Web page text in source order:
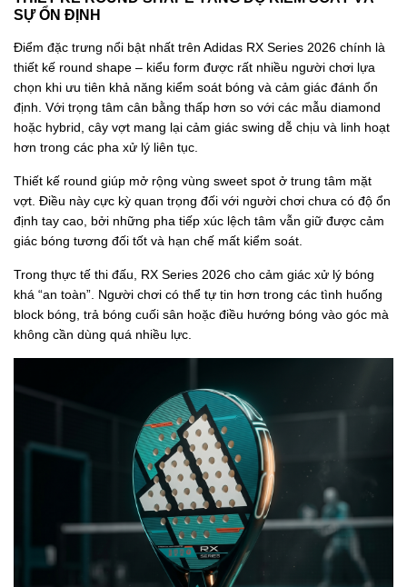
SỰ ỔN ĐỊNH
Điểm đặc trưng nổi bật nhất trên Adidas RX Series 2026 chính là
thiết kế round shape – kiểu form được rất nhiều người chơi lựa
chọn khi ưu tiên khả năng kiểm soát bóng và cảm giác đánh ổn
định. Với trọng tâm cân bằng thấp hơn so với các mẫu diamond
hoặc hybrid, cây vợt mang lại cảm giác swing dễ chịu và linh hoạt
hơn trong các pha xử lý liên tục.
Thiết kế round giúp mở rộng vùng sweet spot ở trung tâm mặt
vợt. Điều này cực kỳ quan trọng đối với người chơi chưa có độ ổn
định tay cao, bởi những pha tiếp xúc lệch tâm vẫn giữ được cảm
giác bóng tương đối tốt và hạn chế mất kiểm soát.
Trong thực tế thi đấu, RX Series 2026 cho cảm giác xử lý bóng
khá “an toàn”. Người chơi có thể tự tin hơn trong các tình huống
block bóng, trả bóng cuối sân hoặc điều hướng bóng vào góc mà
không cần dùng quá nhiều lực.